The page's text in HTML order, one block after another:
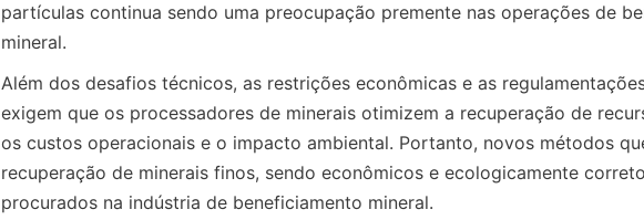
partículas continua sendo uma preocupação premente nas operações de
Além dos desafios técnicos, as restrições econômicas e as
exigem que os processadores de minerais otimizem a recuperação de
os custos operacionais e o impacto ambiental. Portanto, novos métodos
recuperação de minerais finos, sendo econômicos e ecologicamente